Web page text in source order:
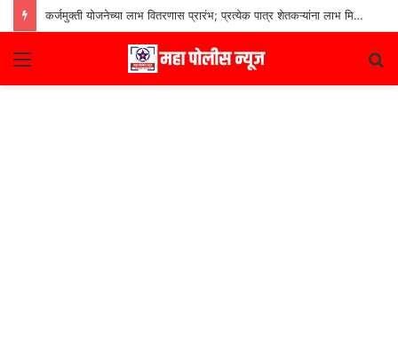
कर्जमुक्ती योजनेच्या लाभ वितरणास प्रारंभ; प्रत्येक पात्र शेतकऱ्यांना लाभ मिळणार– मुख्यमंत्री देवेंद्र फडणवीस
Menu